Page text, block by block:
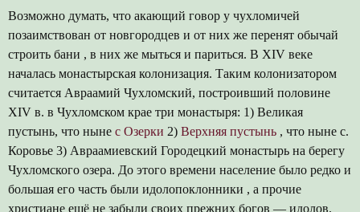
Возможно думать, что акающий говор у чухломичей
позаимствован от новгородцев и от них же перенят обычай
строить бани , в них же мыться и париться. В XIV веке
началась монастырская колонизация. Таким колонизатором
считается Авраамий Чухломский, построивший половине
XIV в. в Чухломском крае три монастыря: 1) Великая
пустынь, что ныне с Озерки 2) Верхняя пустынь, что ныне с.
Коровье 3) Авраамиевский Городецкий монастырь на берегу
Чухломского озера. До этого времени население было редко и
большая его часть были идолопоклонники , а прочие
христиане ещё не забыли своих прежних богов — идолов.